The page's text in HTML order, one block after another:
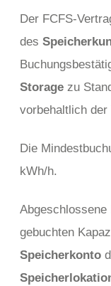
Der FCFS-
des
Storage zu
vorbehaltlich der
Die
kWh/h.
Abgeschlossene
gebuchten
Speicherkonto